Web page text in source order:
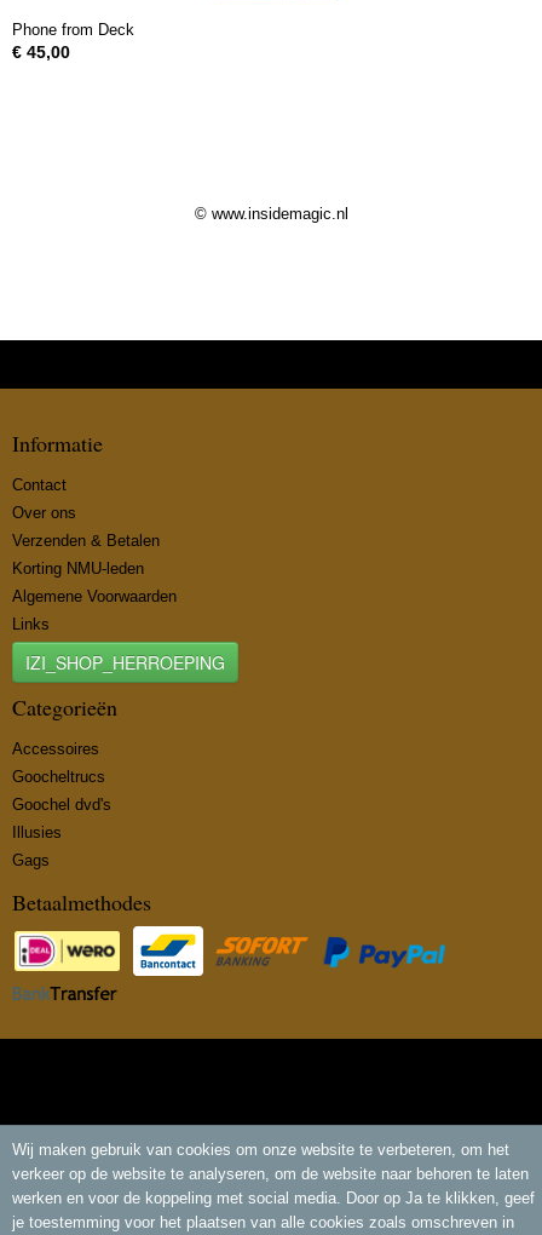
Phone from Deck
€ 45,00
© www.insidemagic.nl
Informatie
Contact
Over ons
Verzenden & Betalen
Korting NMU-leden
Algemene Voorwaarden
Links
IZI_SHOP_HERROEPING
Categorieën
Accessoires
Goocheltrucs
Goochel dvd's
Illusies
Gags
Betaalmethodes
Wij maken gebruik van cookies om onze website te verbeteren, om het
verkeer op de website te analyseren, om de website naar behoren te laten
werken en voor de koppeling met social media. Door op Ja te klikken, geef
je toestemming voor het plaatsen van alle cookies zoals omschreven in